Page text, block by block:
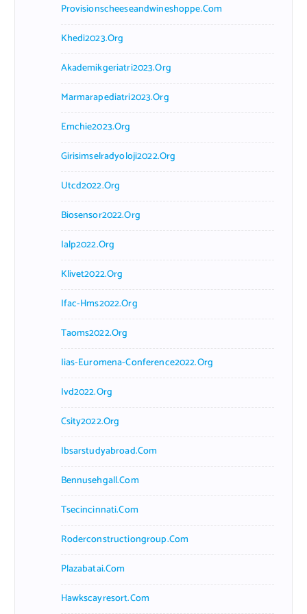
Provisionscheeseandwineshoppe.com
Khedi2023.org
Akademikgeriatri2023.org
Marmarapediatri2023.org
Emchie2023.org
Girisimselradyoloji2022.org
Utcd2022.org
Biosensor2022.org
Ialp2022.org
Klivet2022.org
Ifac-Hms2022.org
Taoms2022.org
Iias-Euromena-Conference2022.org
Ivd2022.org
Csity2022.org
Ibsarstudyabroad.com
Bennusehgall.com
Tsecincinnati.com
Roderconstructiongroup.com
Plazabatai.com
Hawkscayresort.com